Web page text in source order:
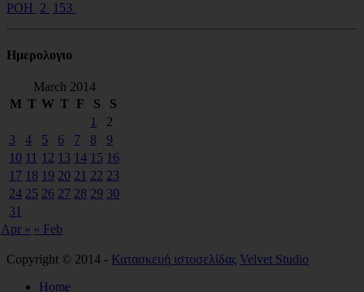
ΡΟΗ 2 153
Ημερολoγιο
March 2014
M T W T F S S
« Feb
Apr »
1
2
3
4 5 6 7 8
9
10 11 12 13 14 15 16
17 18 19 20 21 22 23
24 25 26 27 28 29 30
31
Copyright © 2014 - Κατασκευή ιστοσελίδας Velvet Studio
Home